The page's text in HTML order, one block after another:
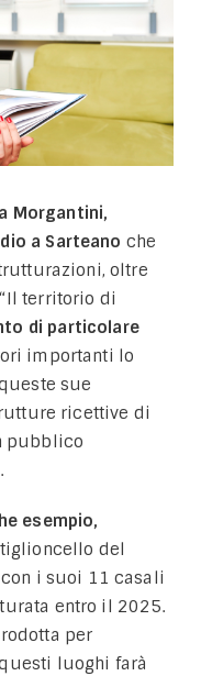
Morgantini,
a Sarteano che
oltre
territorio di
di particolare
importanti lo
sue
ricettive di
pubblico
esempio,
del
i suoi 11 casali
entro il 2025.
per
luoghi farà